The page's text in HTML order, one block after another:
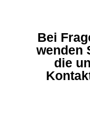
Bei
wenden
die